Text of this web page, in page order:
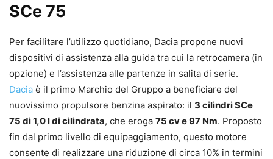
SCe 75
Per facilitare l’utilizzo quotidiano, Dacia propone nuovi
dispositivi di assistenza alla guida tra cui la retrocamera (in
opzione) e l’assistenza alle partenze in salita di serie.
Dacia è il primo Marchio del Gruppo a beneficiare del
nuovissimo propulsore benzina aspirato: il 3 cilindri SCe
75 di 1,0 l di cilindrata, che eroga 75 cv e 97 Nm. Proposto
fin dal primo livello di equipaggiamento, questo motore
consente di realizzare una riduzione di circa 10% in termini